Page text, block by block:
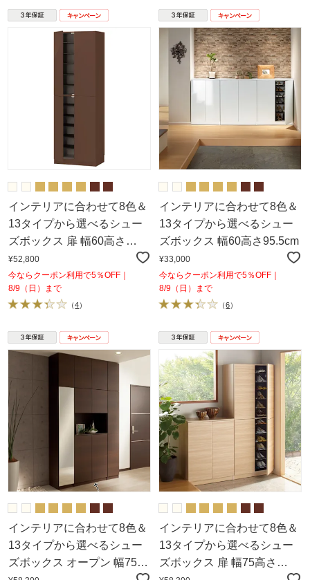
インテリアに合わせて8色＆
13タイプから選べるシュー
ズボックス 扉 幅60高さ
180.5cm
¥52,800
今ならクーポン利用で5％OFF｜
8/9（日）まで
（4）
インテリアに合わせて8色＆
13タイプから選べるシュー
ズボックス 幅60高さ95.5cm
¥33,000
今ならクーポン利用で5％OFF｜
8/9（日）まで
（6）
インテリアに合わせて8色＆
13タイプから選べるシュー
ズボックス オープン 幅75高
インテリアに合わせて8色＆
13タイプから選べるシュー
ズボックス 扉 幅75高さ